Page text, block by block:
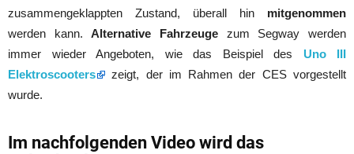
zusammengeklappten Zustand, überall hin mitgenommen
werden kann.Alternative Fahrzeuge zum Segway werden
immer wieder Angeboten, wie das Beispiel des Uno III
Elektroscooters
zeigt, der im Rahmen der CES vorgestellt
wurde.
Im nachfolgenden Video wird das